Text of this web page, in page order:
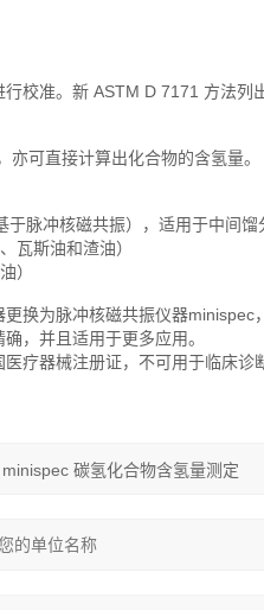
校准。新 ASTM D 7171 方法列
可直接计算出化合物的含氢量。
脉冲核磁共振），适用于中间馏
瓦斯油和渣油）
）
换为脉冲核磁共振仪器
，并且适用于更多应用。
疗器械注册证，不可用于临床诊